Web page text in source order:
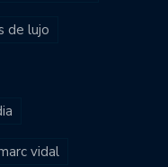
de lujo
vidal